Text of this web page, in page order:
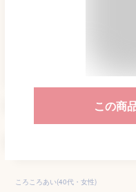
この商
ころころあい(40代・女性)